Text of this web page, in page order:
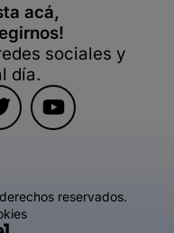
acá,
sociales y
día.
reservados.